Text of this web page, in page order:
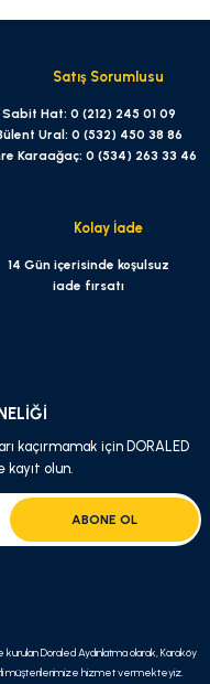
Satış Sorumlusu
Sabit Hat: 0 (212) 245 01 09
Ural: 0 (532) 450 38 86
Karaağaç: 0 (534) 263 33 46
Kolay İade
14 Gün içerisinde koşulsuz
iade fırsatı
kaçırmamak için DORALED
kayıt olun.
ABONE OL
Doraled Aydınlatma olarak, Karaköy
müşterilerimize hizmet vermekteyiz.